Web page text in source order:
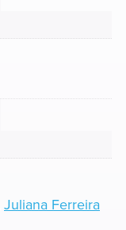
Juliana Ferreira